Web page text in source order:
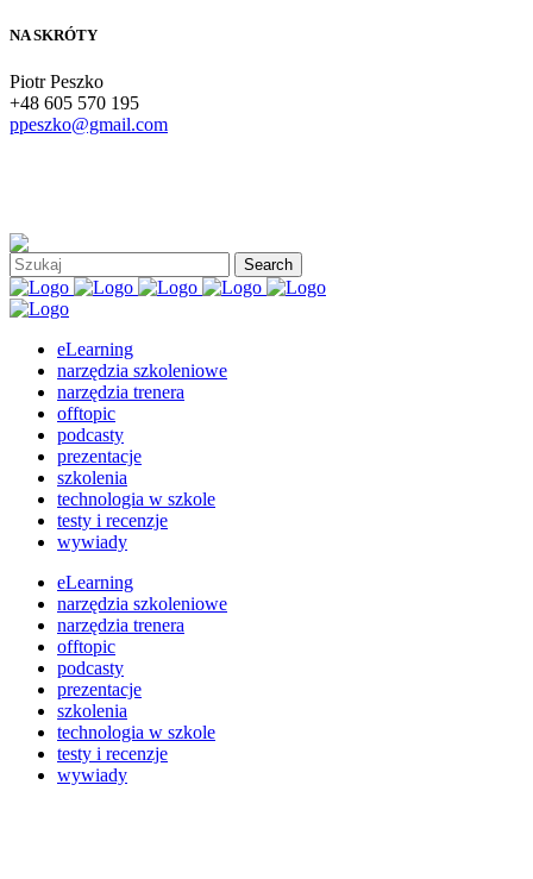
NA SKRÓTY
Piotr Peszko
+48 605 570 195
ppeszko@gmail.com
eLearning
narzędzia szkoleniowe
narzędzia trenera
offtopic
podcasty
prezentacje
szkolenia
technologia w szkole
testy i recenzje
wywiady
eLearning
narzędzia szkoleniowe
narzędzia trenera
offtopic
podcasty
prezentacje
szkolenia
technologia w szkole
testy i recenzje
wywiady